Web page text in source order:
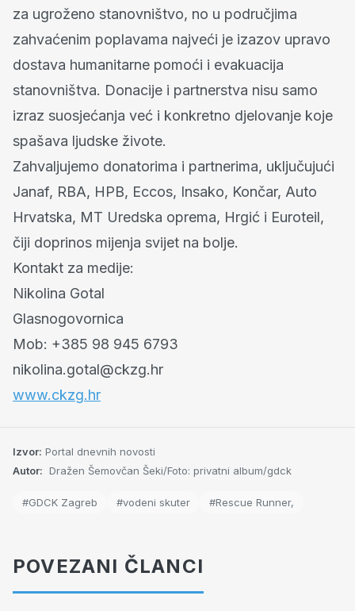
za ugroženo stanovništvo, no u područjima
zahvaćenim poplavama najveći je izazov upravo
dostava humanitarne pomoći i evakuacija
stanovništva. Donacije i partnerstva nisu samo
izraz suosjećanja već i konkretno djelovanje koje
spašava ljudske živote.
Zahvaljujemo donatorima i partnerima, uključujući
Janaf, RBA, HPB, Eccos, Insako, Končar, Auto
Hrvatska, MT Uredska oprema, Hrgić i Euroteil,
čiji doprinos mijenja svijet na bolje.
Kontakt za medije:
Nikolina Gotal
Glasnogovornica
Mob: +385 98 945 6793
nikolina.gotal@ckzg.hr
www.ckzg.hr
Izvor: Portal dnevnih novosti
Autor: Dražen Šemovčan Šeki/Foto: privatni album/gdck
#GDCK Zagreb #vodeni skuter #Rescue Runner,
POVEZANI ČLANCI